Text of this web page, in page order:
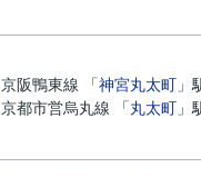
京阪鴨東線 「神宮丸太町 」
京都市営烏丸線 「丸太町 」